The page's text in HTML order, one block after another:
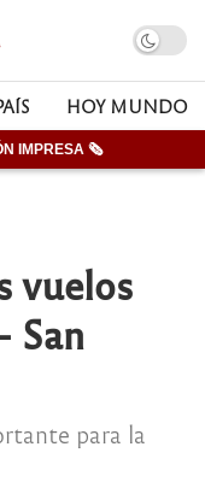
HOY MUNDO
IMPRESA 🗞
vuelos
San
para la